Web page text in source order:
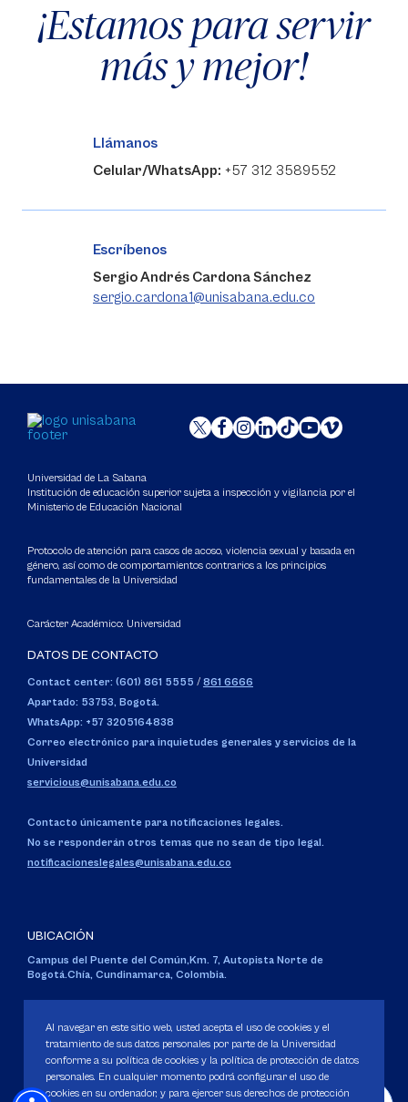
¡Estamos para servir
más y mejor!
Llámanos
Celular/WhatsApp: +57 312 3589552
Escríbenos
Sergio Andrés Cardona Sánchez
sergio.cardona1@unisabana.edu.co
Universidad de La Sabana
Institución de educación superior sujeta a inspección y vigilancia por el
Ministerio de Educación Nacional
Protocolo de atención para casos de acoso, violencia sexual y basada en
género, así como de comportamientos contrarios a los principios
fundamentales de la Universidad
Carácter Académico: Universidad
DATOS DE CONTACTO
Contact center: (601) 861 5555 / 861 6666
Apartado: 53753, Bogotá.
WhatsApp: +57 3205164838
Correo electrónico para inquietudes generales y servicios de la
Universidad
servicious@unisabana.edu.co
Contacto únicamente para notificaciones legales.
No se responderán otros temas que no sean de tipo legal.
notificacioneslegales@unisabana.edu.co
UBICACIÓN
Campus del Puente del Común,Km. 7, Autopista Norte de
Bogotá.Chía, Cundinamarca, Colombia.
Personería Jurídica:Resolución 130 del 14 de enero de 1980.
Ministerio de Educación Nacional.
Al navegar en este sitio web, usted acepta el uso de cookies y el
tratamiento de sus datos personales por parte de la Universidad
conforme a su política de cookies y la política de protección de datos
personales. En cualquier momento podrá configurar el uso de
cookies en su ordenador, y para ejercer sus derechos de protección